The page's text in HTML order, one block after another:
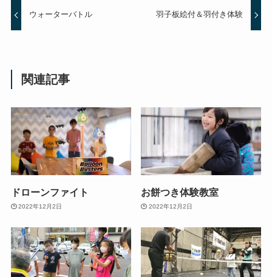
ウォーターバトル 羽子板絵付＆羽付き体験
関連記事
ドローンファイト
2022年12月2日
お餅つき体験教室
2022年12月2日